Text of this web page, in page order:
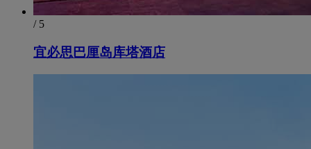
/ 5
宜必思巴厘岛库塔酒店